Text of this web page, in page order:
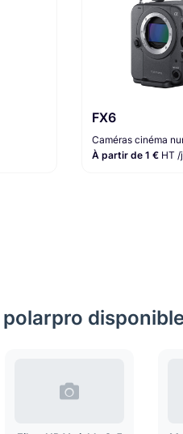
FX6
Caméras cinéma
À partir de 1 € HT /